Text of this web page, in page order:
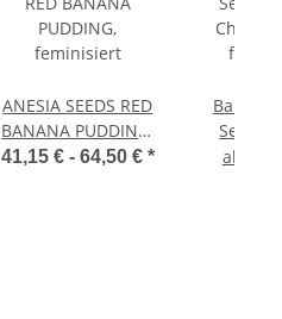
ANESIA SEEDS RED
BANANA PUDDING,
feminisiert
41,15 € - 64,50 € *
Seeds
Cherry
ab